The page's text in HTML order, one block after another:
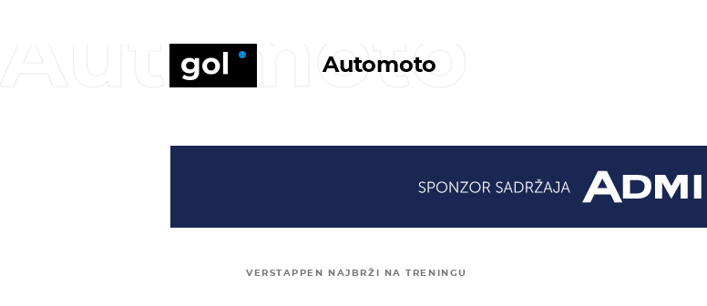
Automoto
Automoto
VERSTAPPEN NAJBRŽI NA TRENINGU